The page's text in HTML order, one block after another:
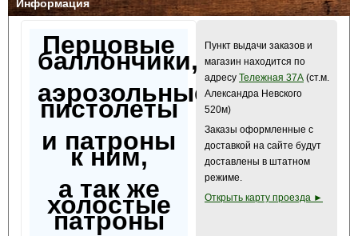
Информация
Перцовые
баллончики,
аэрозольные
пистолеты
и патроны
к ним,
а так же
холостые
патроны
Пункт выдачи заказов и
магазин находится по
адресу Тележная 37А (ст.м.
Александра Невского
520м)
Заказы оформленные с
доставкой на сайте будут
доставлены в штатном
режиме.
Открыть карту проезда ►